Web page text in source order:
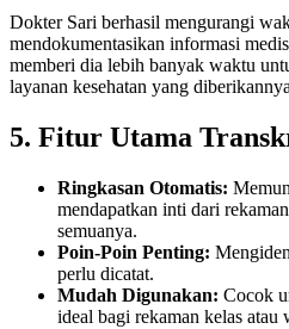
Dokter Sari berhasil mengurangi
mendokumentasikan informasi
memberi dia lebih banyak waktu
layanan kesehatan yang
5. Fitur Utama
Ringkasan Otomatis:
mendapatkan inti dari
semuanya.
Poin-Poin Penting:
perlu dicatat.
Mudah Digunakan: Cocok
ideal bagi rekaman kelas atau